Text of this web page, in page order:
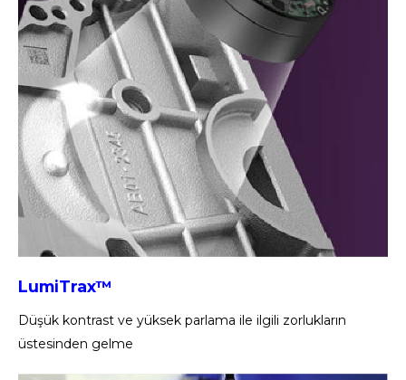
LumiTrax™
Düşük kontrast ve yüksek parlama ile ilgili zorlukların
üstesinden gelme